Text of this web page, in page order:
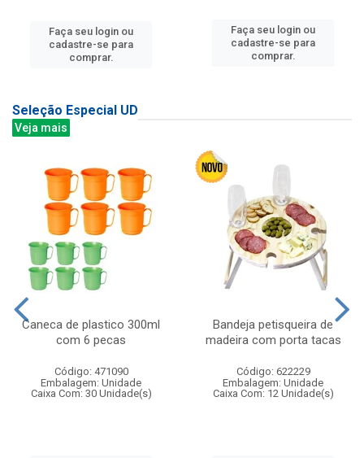
Faça seu login ou
cadastre-se para
comprar.
Faça seu login ou
cadastre-se para
comprar.
Seleção Especial UD
Veja mais
Caneca de plastico 300ml
com 6 pecas
Código: 471090
Embalagem: Unidade
Caixa Com: 30 Unidade(s)
Bandeja petisqueira de
madeira com porta tacas
Código: 622229
Embalagem: Unidade
Caixa Com: 12 Unidade(s)